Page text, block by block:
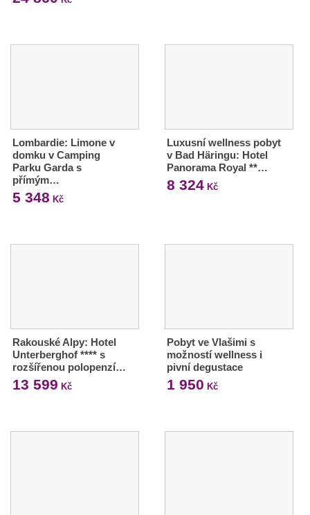
Lombardie: Limone v
domku v Camping
Parku Garda s
přímým…
5 348 Kč
Luxusní wellness pobyt
v Bad Häringu: Hotel
Panorama Royal **…
8 324Kč
Rakouské Alpy: Hotel
Unterberghof **** s
rozšířenou polopenzí…
13 599 Kč
Pobyt ve Vlašimi s
možností wellness i
pivní degustace
1 950 Kč